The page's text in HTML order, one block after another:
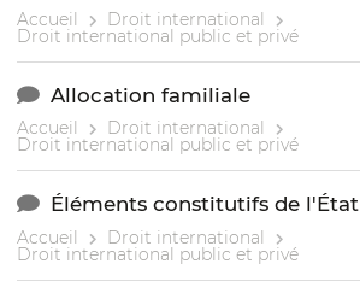
Accueil Droit international
Droit international public et privé
Allocation familiale
Accueil Droit international
Droit international public et privé
Éléments constitutifs de l'État
Accueil Droit international
Droit international public et privé